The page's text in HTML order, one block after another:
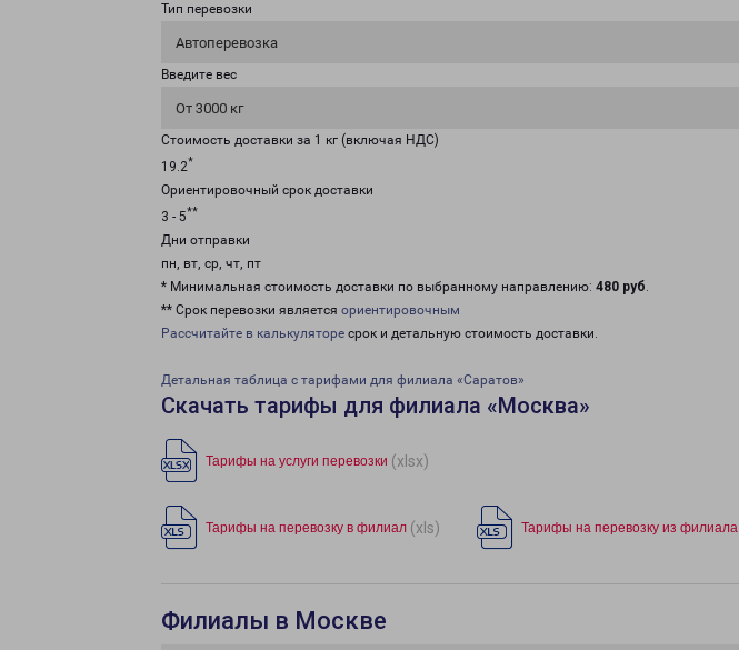
Тип перевозки
Автоперевозка
Введите вес
От 3000 кг
Стоимость доставки за 1 кг (включая НДС)
19.2*
Ориентировочный срок доставки
3 - 5**
Дни отправки
пн, вт, ср, чт, пт
* Минимальная стоимость доставки по выбранному направлению: 480 руб.
** Срок перевозки является ориентировочным
Рассчитайте в калькуляторе срок и детальную стоимость доставки.
Детальная таблица с тарифами для филиала «Саратов»
Скачать тарифы для филиала «Москва»
Тарифы на услуги перевозки (xlsx)
Тарифы на перевозку в филиал (xls) Тарифы на перевозку из филиала
Филиалы в Москве